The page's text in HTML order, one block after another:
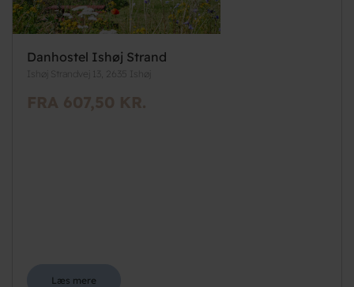
Danhostel Ishøj Strand
Ishøj Strandvej 13, 2635 Ishøj
FRA 607,50 KR.
Læs mere